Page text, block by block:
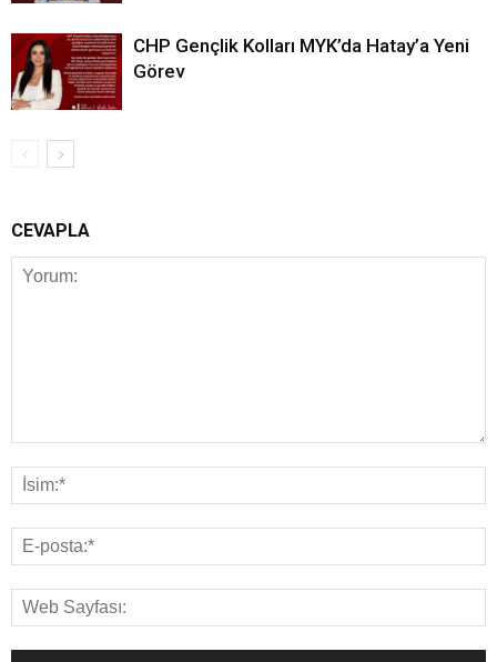
CHP Gençlik Kolları MYK’da Hatay’a Yeni
Görev
CEVAPLA